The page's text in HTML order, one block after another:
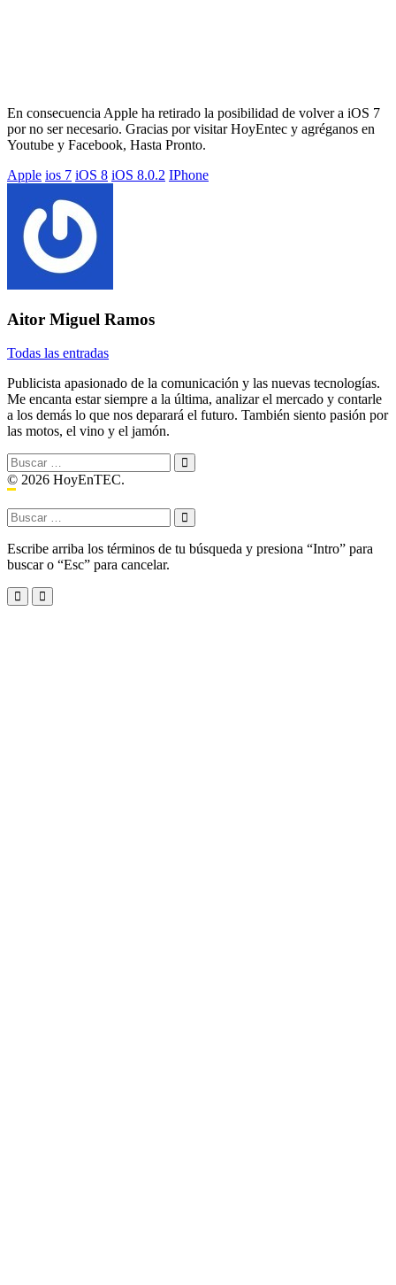
En consecuencia Apple ha retirado la posibilidad de volver a iOS 7
por no ser necesario. Gracias por visitar HoyEntec y agréganos en
Youtube y Facebook, Hasta Pronto.
Etiquetado
Apple ios 7 iOS 8 iOS 8.0.2 IPhone
Aitor Miguel Ramos
Todas las entradas
Publicista apasionado de la comunicación y las nuevas tecnologías.
Me encanta estar siempre a la última, analizar el mercado y contarle
a los demás lo que nos deparará el futuro. También siento pasión por
las motos, el vino y el jamón.
Buscar:
© 2026 HoyEnTEC.
Buscar:
Escribe arriba los términos de tu búsqueda y presiona “Intro” para
buscar o “Esc” para cancelar.
Menu